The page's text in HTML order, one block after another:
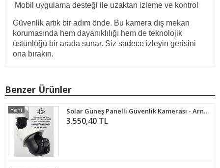
Mobil uygulama desteği ile uzaktan izleme ve kontrol
Güvenlik artık bir adım önde. Bu kamera dış mekan
korumasında hem dayanıklılığı hem de teknolojik
üstünlüğü bir arada sunar. Siz sadece izleyin gerisini
ona bırakın.
Benzer Ürünler
Solar Güneş Panelli Güvenlik Kamerası - Arna2073
3.550,40 TL
Yeni